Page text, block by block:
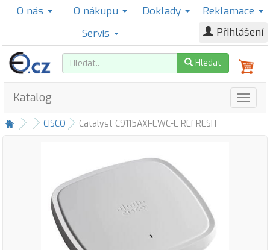
O nás O nákupu Doklady
Reklamace
Servis
Přihlášení
Hledat
Katalog
CISCO Catalyst C9115AXI-EWC-E REFRESH